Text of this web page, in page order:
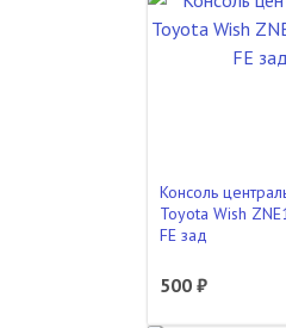
Консоль
Toyota Wish
FE зад
500 ₽